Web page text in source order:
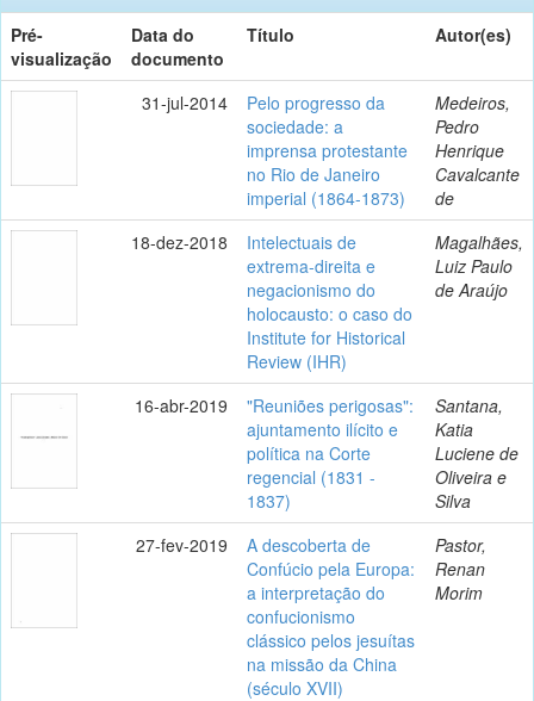
Pré-
visualização
Data do
documento
Título Autor(es)
31-jul-2014
Pelo progresso da
sociedade: a
imprensa protestante
no Rio de Janeiro
imperial (1864-1873)
Medeiros,
Pedro
Henrique
Cavalcante
de
18-dez-2018
Intelectuais de
extrema-direita e
negacionismo do
holocausto: o caso do
Institute for Historical
Review (IHR)
Magalhães,
Luiz Paulo
de Araújo
16-abr-2019
"Reuniões perigosas":
ajuntamento ilícito e
política na Corte
regencial (1831 -
1837)
Santana,
Katia
Luciene de
Oliveira e
Silva
27-fev-2019
A descoberta de
Confúcio pela Europa:
a interpretação do
confucionismo
clássico pelos jesuítas
na missão da China
(século XVII)
Pastor,
Renan
Morim